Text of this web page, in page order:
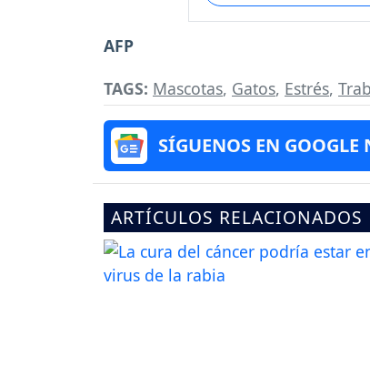
AFP
TAGS: Mascotas, Gatos, Estrés,
SÍGUENOS EN GOOGLE
ARTÍCULOS RELACIONADOS